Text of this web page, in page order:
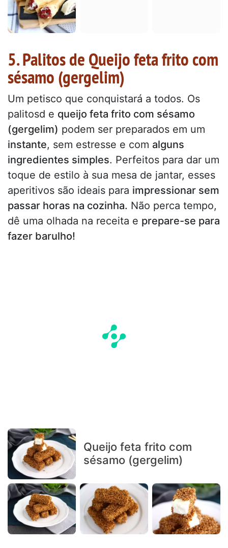
5. Palitos de Queijo feta frito com
sésamo (gergelim)
Um petisco que conquistará a todos. Os
palitosd e queijo feta frito com sésamo
(gergelim) podem ser preparados em um
instante, sem estresse e com alguns
ingredientes simples. Perfeitos para dar um
toque de estilo à sua mesa de jantar, esses
aperitivos são ideais para impressionar sem
passar horas na cozinha. Não perca tempo,
dê uma olhada na receita e prepare-se para
fazer barulho!
Queijo feta frito com
sésamo (gergelim)